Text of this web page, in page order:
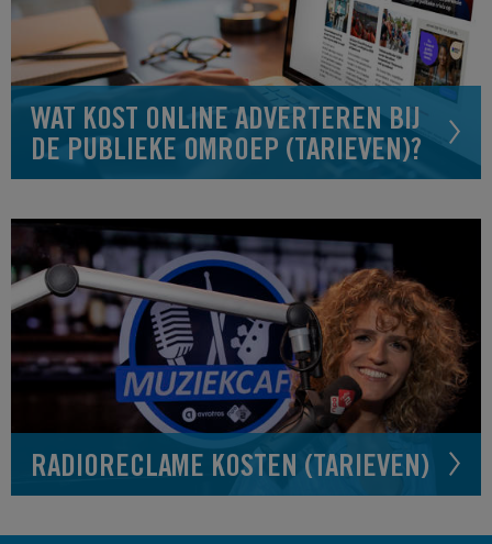
WAT KOST ONLINE ADVERTEREN BIJ
DE PUBLIEKE OMROEP (TARIEVEN)?
RADIORECLAME KOSTEN (TARIEVEN)